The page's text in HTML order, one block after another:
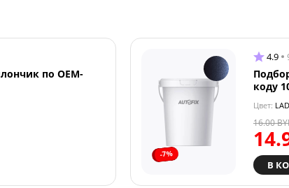
по OEM-
-7%
4.9
коду
Цвет:
16.00
В